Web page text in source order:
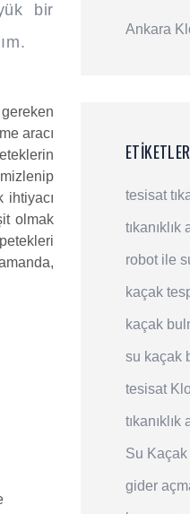
bir
aracı
ihtiyacı
olmak
Ankara
ETIKETLER
tesisat
tıkanıklık
robot ile
kaçak
kaçak
su kaçak
tesisat
tıkanıklık
Su Kaçak
gider